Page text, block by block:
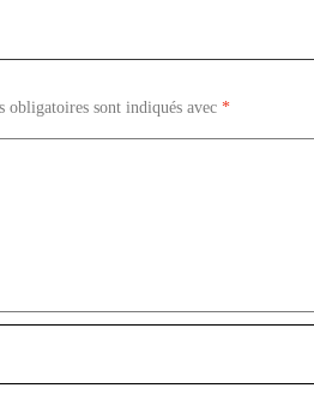
obligatoires sont indiqués avec *